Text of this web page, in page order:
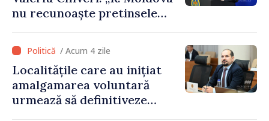
nu recunoaște pretinsele
de structurile de la Tiraspol
în raioanele de est”
/ Acum 4 zile
Localitățile care au inițiat
amalgamarea voluntară
urmează să definitiveze